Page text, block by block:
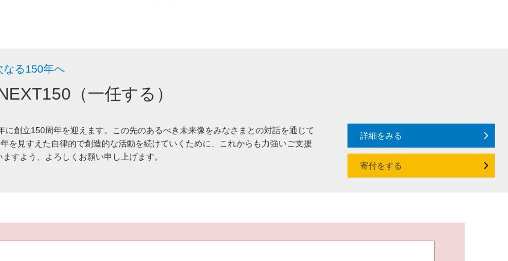
なる150年へ
（一任する）
に創立150周年を迎えます。この先のあるべき未来像をみなさまとの対話を通じて
を見すえた自律的で創造的な活動を続けていくために、これからも力強いご支援
すよう、よろしくお願い申し上げます。
詳細をみる
寄付をする